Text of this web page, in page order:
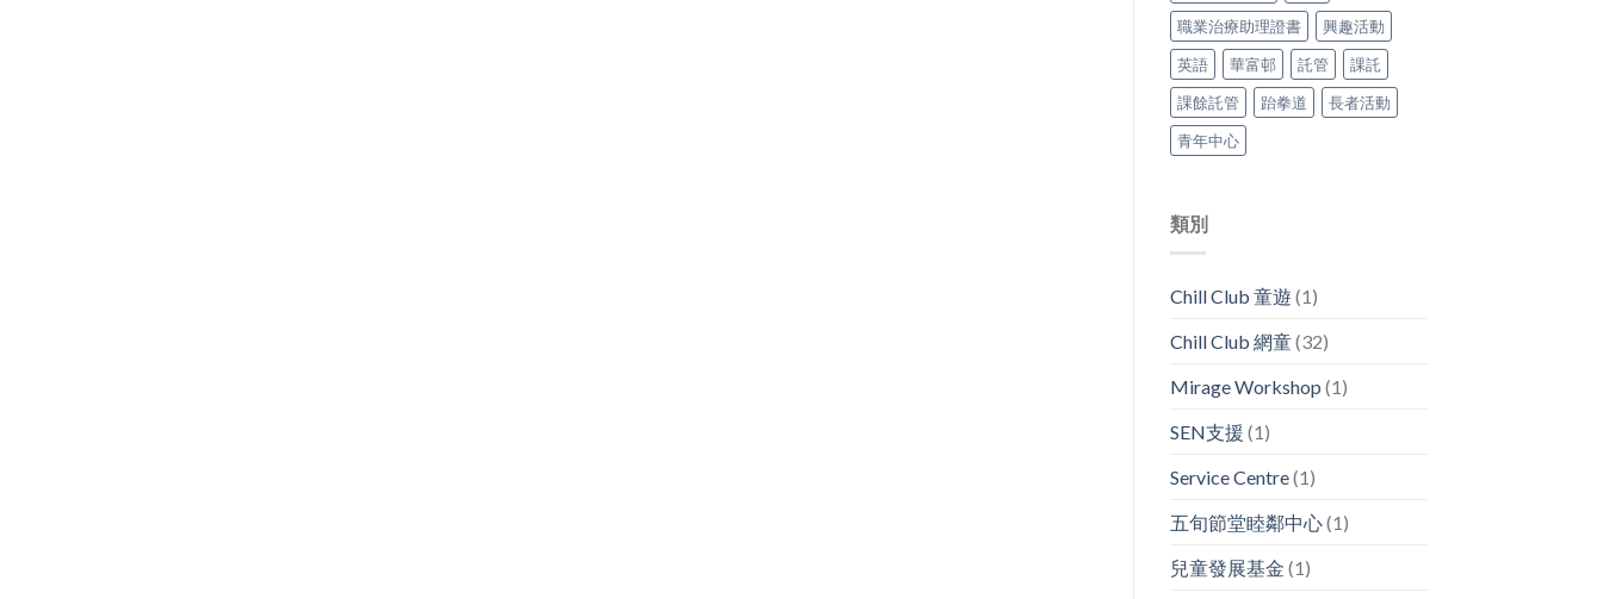
職業治療助理證書
興趣活動
英語
華富邨 託管
課託
課餘託管
跆拳道
長者活動
青年中心
類別
Chill Club 童遊 (1)
Chill Club 網童(32)
Mirage Workshop (1)
SEN支援 (1)
Service Centre(1)
五旬節堂睦鄰中心(1)
兒童發展基金 (1)